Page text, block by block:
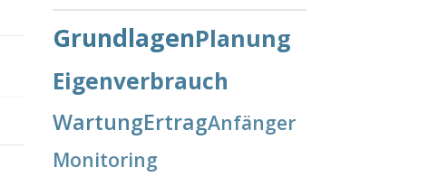
GrundlagenPlanung
Eigenverbrauch
WartungErtragAnfänger
Monitoring